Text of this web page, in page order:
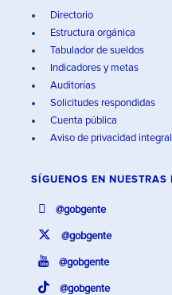
Directorio
Estructura orgánica
Tabulador de sueldos
Indicadores y metas
Auditorías
Solicitudes respondidas
Cuenta pública
Aviso de privacidad integral
SÍGUENOS EN NUESTRAS
@gobgente
@gobgente
@gobgente
@gobgente